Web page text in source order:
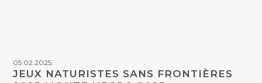
05.02.2025.
JEUX NATURISTES SANS FRONTIÈRES